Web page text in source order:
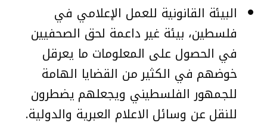
البيئة القانونية للعمل الإعلامي في
فلسطين، بيئة غير داعمة لحق الصحفيين
في الحصول على المعلومات ما يعرقل
خوضهم في الكثير من القضايا الهامة
للجمهور الفلسطيني ويجعلهم يضطرون
للنقل عن وسائل الاعلام العبرية والدولية.